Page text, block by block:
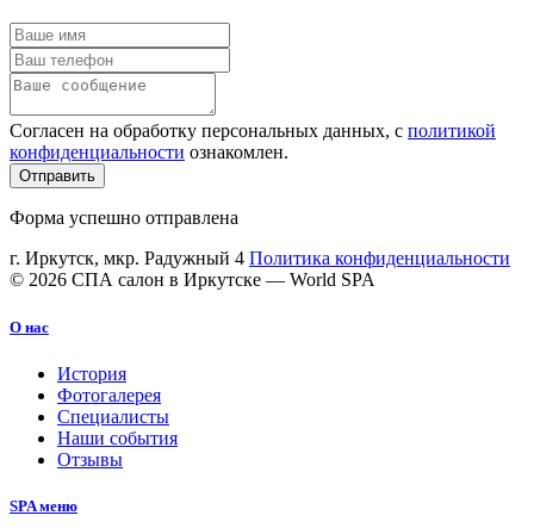
Согласен на обработку персональных данных, с политикой
конфиденциальности ознакомлен.
Отправить
Форма успешно отправлена
г. Иркутск, мкр. Радужный 4 Политика конфиденциальности
© 2026 СПА салон в Иркутске — World SPA
О нас
История
Фотогалерея
Специалисты
Наши события
Отзывы
SPA меню